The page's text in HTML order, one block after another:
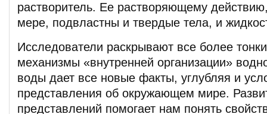
растворитель. Ее растворяющему
мере, подвластны и твердые тела, и
Исследователи раскрывают все более
механизмы «внутренней организации»
воды дает все новые факты, углубляя и
представления об окружающем мире.
представлений помогает нам понять